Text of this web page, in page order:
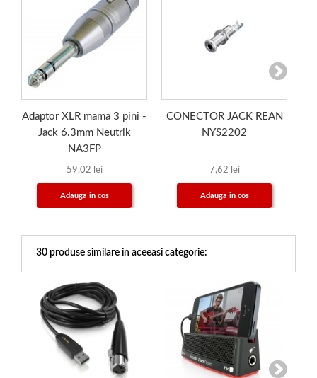
Adaptor XLR mama 3 pini -
Jack 6.3mm Neutrik
NA3FP
59,02 lei
Adauga in cos
CONECTOR JACK REAN
NYS2202
7,62 lei
Adauga in cos
30 produse similare in aceeasi categorie: